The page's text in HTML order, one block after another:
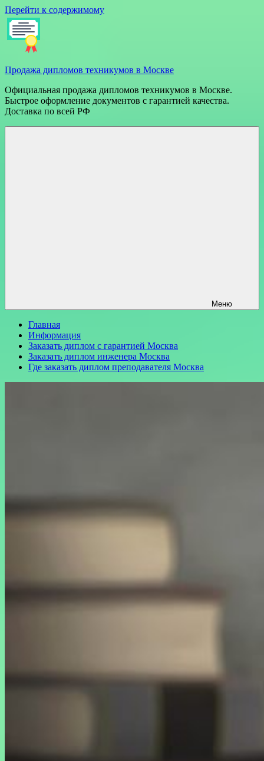
Перейти к содержимому
Продажа дипломов техникумов в Москве
Официальная продажа дипломов техникумов в Москве.
Быстрое оформление документов с гарантией качества.
Доставка по всей РФ
Меню
Главная
Информация
Заказать диплом с гарантией Москва
Заказать диплом инженера Москва
Где заказать диплом преподавателя Москва